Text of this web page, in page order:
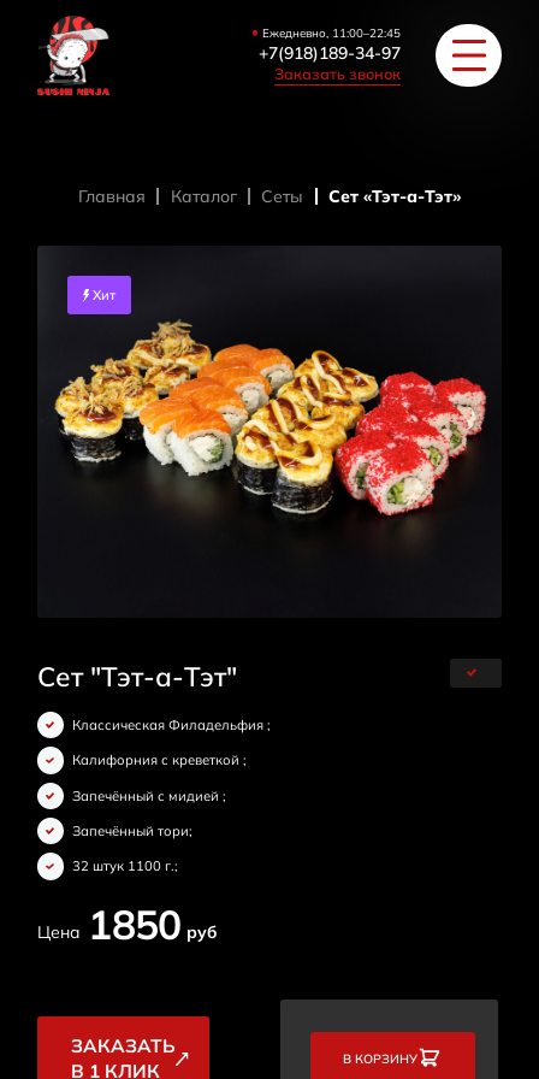
Ежедневно, 11:00–22:45
+7(918)189-34-97
Заказать звонок
ПИЦЦА/БУРГЕРЫ
ЗАКУСКИ / СУПЫ
COУС / ИМБИРЬ
HAПИТКИ
Главная Каталог Сеты Сет «Тэт-а-Тэт»
Хит
Сет "Тэт-а-Тэт"
Классическая Филадельфия ;
Калифорния с креветкой ;
Запечённый с мидией ;
Запечённый тори;
32 штук 1100 г.;
Цена 1850 руб
ЗАКАЗАТЬ
В 1 КЛИК
В КОРЗИНУ